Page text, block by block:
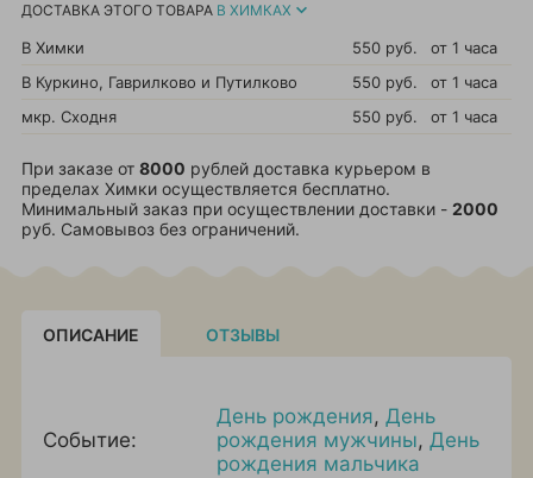
ДОСТАВКА ЭТОГО ТОВАРА В ХИМКАХ
В Химки 550 руб.
от 1 часа
В Куркино, Гаврилково и Путилково
550 руб.
от 1 часа
мкр. Сходня
550 руб. от 1 часа
При заказе от 8000 рублей доставка курьером в
пределах Химки осуществляется бесплатно.
Минимальный заказ при осуществлении доставки - 2000
руб. Самовывоз без ограничений.
ОПИСАНИЕ ОТЗЫВЫ
Событие:
День рождения, День
рождения мужчины, День
рождения мальчика